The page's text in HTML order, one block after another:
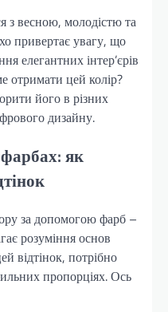
з весною, молодістю та
привертає увагу, що
елегантних інтер’єрів
отримати цей колір?
його в різних
дизайну.
як
за допомогою фарб –
розуміння основ
відтінок, потрібно
пропорціях. Ось